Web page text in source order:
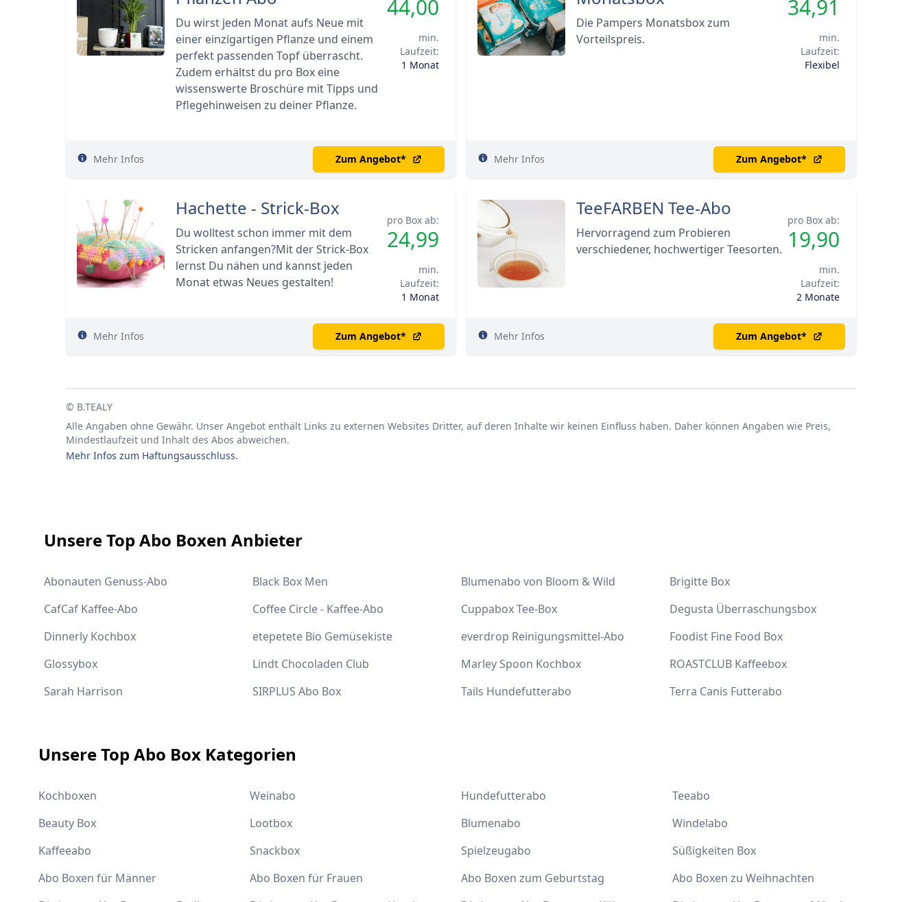
Du wirst jeden Monat aufs Neue mit
einer einzigartigen Pflanze und einem
perfekt passenden Topf überrascht.
Zudem erhältst du pro Box eine
wissenswerte Broschüre mit Tipps und
Pflegehinweisen zu deiner Pflanze.
44,00
min.
Laufzeit:
1 Monat
Mehr Infos Zum Angebot*
Die Pampers Monatsbox zum
Vorteilspreis.
34,91
min.
Laufzeit:
Flexibel
Mehr Infos Zum Angebot*
Hachette - Strick-Box
Du wolltest schon immer mit dem
Stricken anfangen?Mit der Strick-Box
lernst Du nähen und kannst jeden
Monat etwas Neues gestalten!
pro Box ab:
24,99
min.
Laufzeit:
1 Monat
Mehr Infos Zum Angebot*
TeeFARBEN Tee-Abo
Hervorragend zum Probieren
verschiedener, hochwertiger Teesorten.
pro Box ab:
19,90
min.
Laufzeit:
2 Monate
Mehr Infos Zum Angebot*
© B.TEALY
Alle Angaben ohne Gewähr. Unser Angebot enthält Links zu externen Websites Dritter, auf deren Inhalte wir keinen Einfluss haben. Daher können Angaben wie Preis,
Mindestlaufzeit und Inhalt des Abos abweichen.
Mehr Infos zum Haftungsausschluss.
Unsere Top Abo Boxen Anbieter
Abonauten Genuss-Abo Black Box Men Blumenabo von Bloom & Wild
Brigitte Box
CafCaf Kaffee-Abo
Coffee Circle - Kaffee-Abo Cuppabox Tee-Box
Degusta Überraschungsbox
Dinnerly Kochbox
etepetete Bio Gemüsekiste everdrop Reinigungsmittel-Abo
Foodist Fine Food Box
Glossybox
Lindt Chocoladen Club Marley Spoon Kochbox
ROASTCLUB Kaffeebox
Sarah Harrison
SIRPLUS Abo Box Tails Hundefutterabo Terra Canis Futterabo
Unsere Top Abo Box Kategorien
Kochboxen Weinabo Hundefutterabo
Teeabo
Beauty Box
Lootbox Blumenabo
Windelabo
Kaffeeabo
Snackbox Spielzeugabo
Süßigkeiten Box
Abo Boxen für Männer
Abo Boxen für Frauen Abo Boxen zum Geburtstag
Abo Boxen zu Weihnachten